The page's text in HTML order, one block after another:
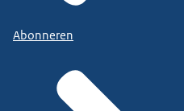
Abonneren